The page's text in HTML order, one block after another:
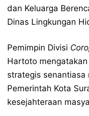
dan Keluarga
Dinas Lingkungan
Pemimpin Divisi
Hartoto mengatakan
strategis senantiasa
Pemerintah Kota
kesejahteraan